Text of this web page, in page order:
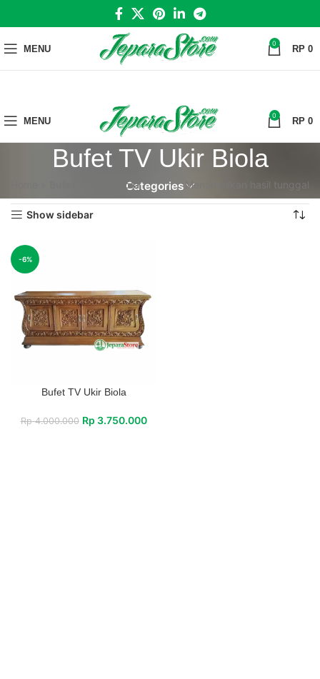
MENU 0 RP 0
MENU 0 RP 0
Bufet TV Ukir Biola
Categories
Bufet TV Ukir Biola Menampilkan hasil tunggal
Show sidebar
-6%
Bufet TV Ukir Biola
Rp4.000.000 Rp 3.750.000